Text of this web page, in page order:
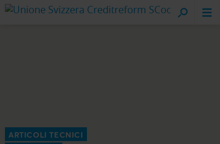
Creditreform
sul posto
ARTICOLI TECNICI